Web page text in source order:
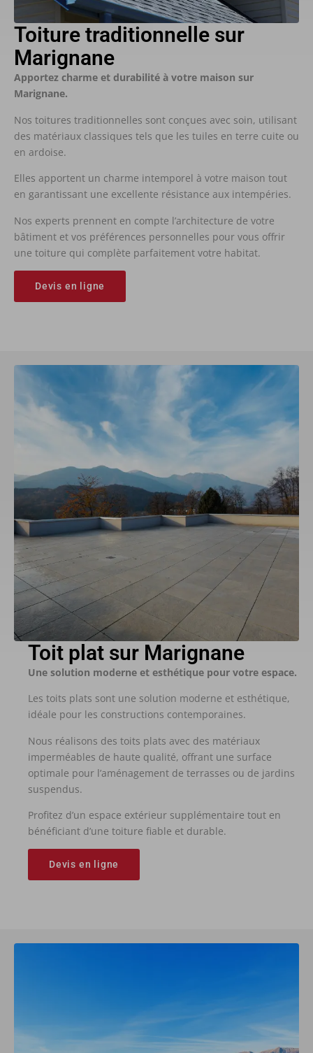
Toiture traditionnelle sur
Marignane
Apportez charme et durabilité à votre maison sur
Marignane.
Nos toitures traditionnelles sont conçues avec soin, utilisant
des matériaux classiques tels que les tuiles en terre cuite ou
en ardoise.
Elles apportent un charme intemporel à votre maison tout
en garantissant une excellente résistance aux intempéries.
Nos experts prennent en compte l’architecture de votre
bâtiment et vos préférences personnelles pour vous offrir
une toiture qui complète parfaitement votre habitat.
Devis en ligne
Toit plat sur Marignane
Une solution moderne et esthétique pour votre espace.
Les toits plats sont une solution moderne et esthétique,
idéale pour les constructions contemporaines.
Nous réalisons des toits plats avec des matériaux
imperméables de haute qualité, offrant une surface
optimale pour l’aménagement de terrasses ou de jardins
suspendus.
Profitez d’un espace extérieur supplémentaire tout en
bénéficiant d’une toiture fiable et durable.
Devis en ligne